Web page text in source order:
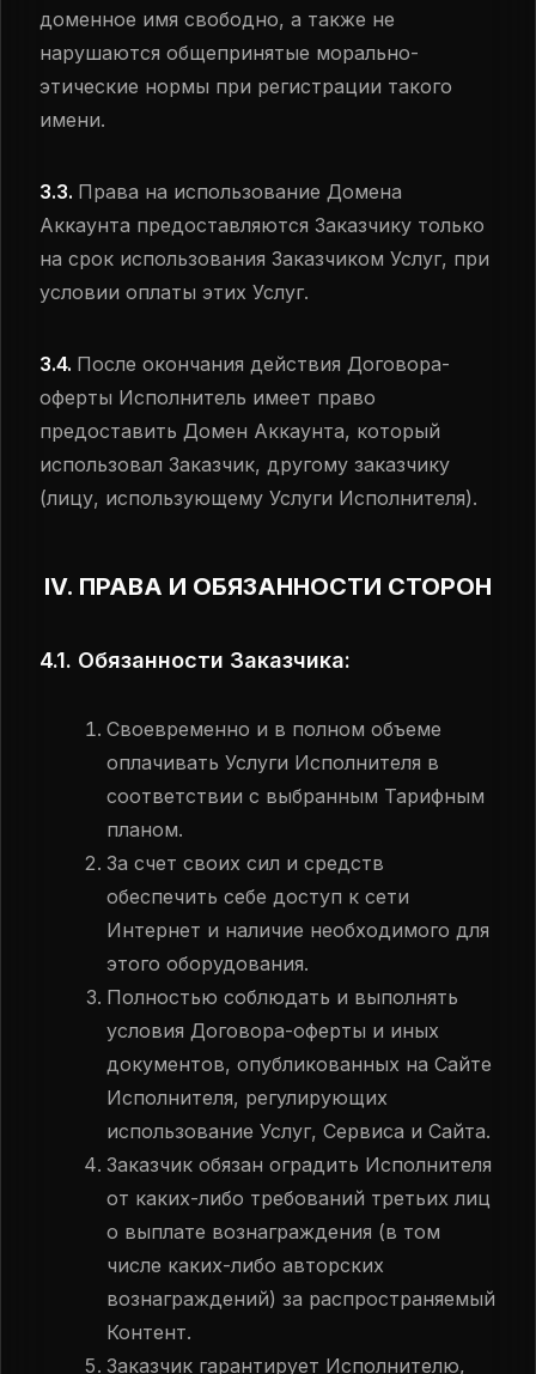
доменное имя свободно, а также не
нарушаются общепринятые морально-
этические нормы при регистрации такого
имени.
3.3. Права на использование Домена
Аккаунта предоставляются Заказчику только
на срок использования Заказчиком Услуг, при
условии оплаты этих Услуг.
3.4. После окончания действия Договора-
оферты Исполнитель имеет право
предоставить Домен Аккаунта, который
использовал Заказчик, другому заказчику
(лицу, использующему Услуги Исполнителя).
IV. ПРАВА И ОБЯЗАННОСТИ СТОРОН
4.1. Обязанности Заказчика:
Своевременно и в полном объеме
оплачивать Услуги Исполнителя в
соответствии с выбранным Тарифным
планом.
За счет своих сил и средств
обеспечить себе доступ к сети
Интернет и наличие необходимого для
этого оборудования.
Полностью соблюдать и выполнять
условия Договора-оферты и иных
документов, опубликованных на Сайте
Исполнителя, регулирующих
использование Услуг, Сервиса и Сайта.
Заказчик обязан оградить Исполнителя
от каких-либо требований третьих лиц
о выплате вознаграждения (в том
числе каких-либо авторских
вознаграждений) за распространяемый
Контент.
Заказчик гарантирует Исполнителю,